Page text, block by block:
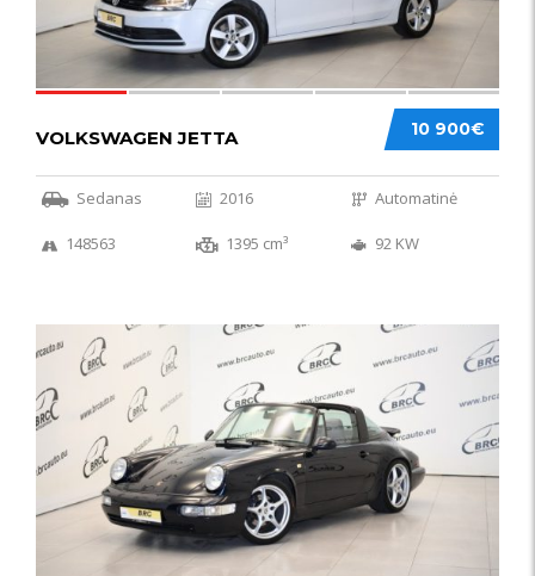
10 900€
VOLKSWAGEN JETTA
Sedanas 2016 Automatinė
148563 1395 cm³ 92 KW
59